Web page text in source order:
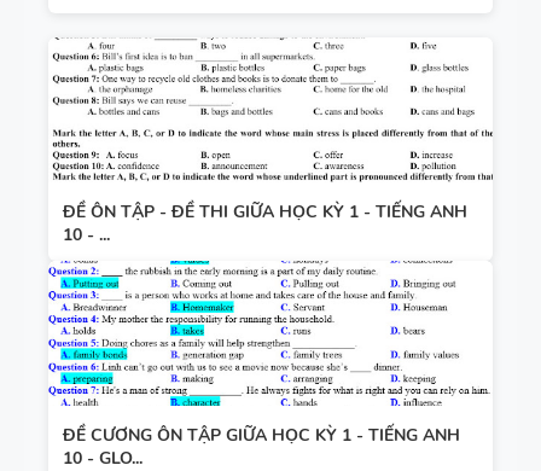
ĐỀ ÔN TẬP - ĐỀ THI GIỮA HỌC KỲ 1 - TIẾNG ANH
10 - ...
ĐỀ CƯƠNG ÔN TẬP GIỮA HỌC KỲ 1 - TIẾNG ANH
10 - GLO...